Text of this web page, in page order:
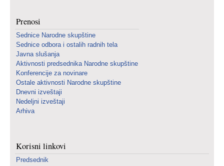
Prenosi
Sednice Narodne skupštine
Sednice odbora i ostalih radnih tela
Javna slušanja
Aktivnosti predsednika Narodne skupštine
Konferencije za novinare
Ostale aktivnosti Narodne skupštine
Dnevni izveštaji
Nedeljni izveštaji
Arhiva
Korisni linkovi
Predsednik